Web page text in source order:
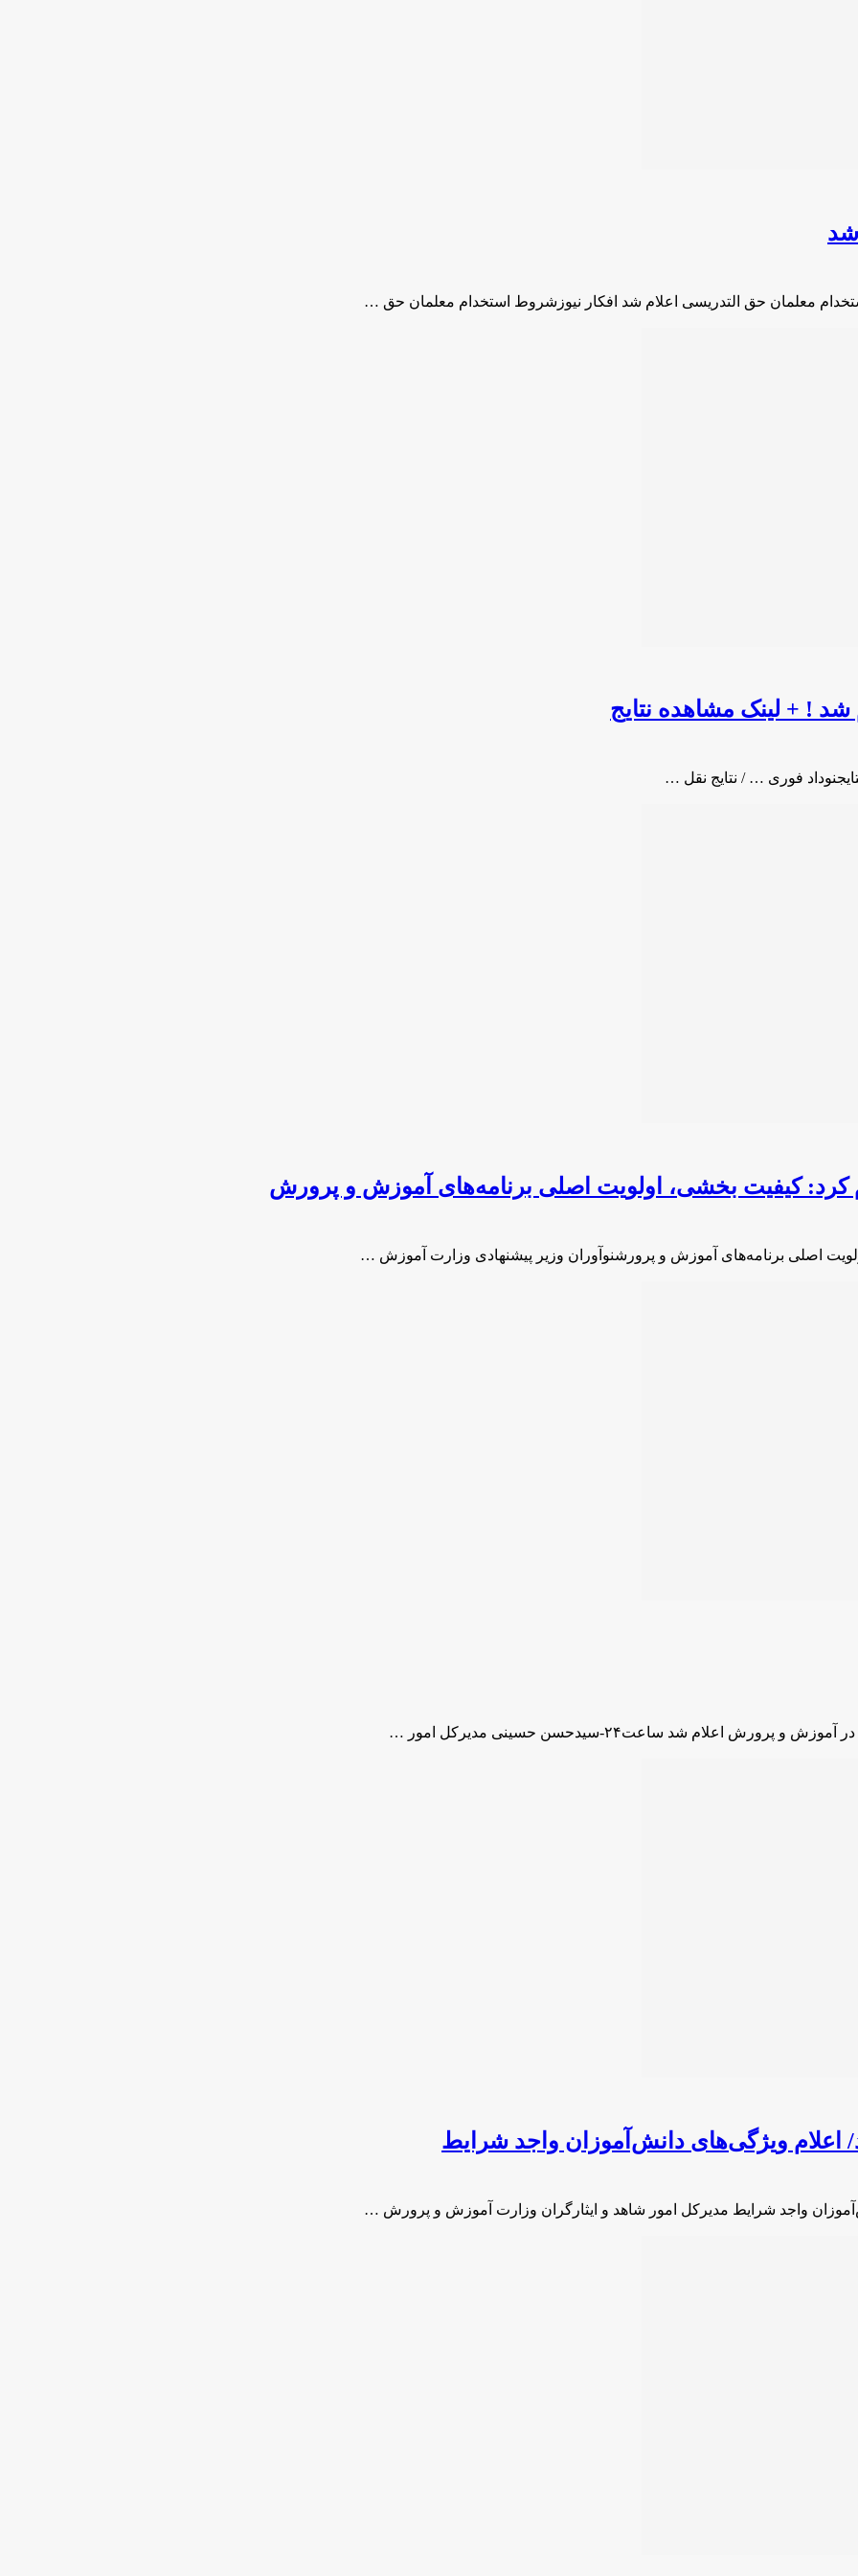
شد
معلمان حق التدریسی اعلام شد افکار نیوزشروط استخدام معلمان حق …
شد ! + لینک مشاهده نتایج
فوری … / نتایج نقل …
کرد: کیفیت بخشی، اولویت اصلی برنامه‌های آموزش و پرورش
اصلی برنامه‌های آموزش و پرورشنوآوران وزیر پیشنهادی وزارت آموزش …
شد ساعت۲۴-سیدحسن حسینی مدیرکل امور …
ویژگی‌های دانش‌آموزان واجد شرایط
واجد شرایط مدیرکل امور شاهد و ایثارگران وزارت آموزش و پرورش …